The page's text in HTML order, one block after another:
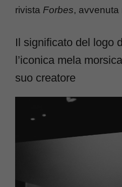
rivista Forbes, avvenuta
Il significato del logo
l’iconica mela
suo creatore